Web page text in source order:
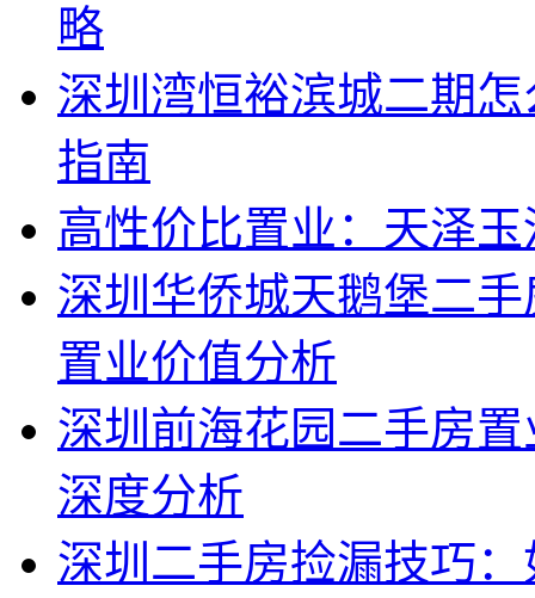
略
深圳湾恒裕滨城二期
指南
高性价比置业：天泽
深圳华侨城天鹅堡二
置业价值分析
深圳前海花园二手房
深度分析
深圳二手房捡漏技巧